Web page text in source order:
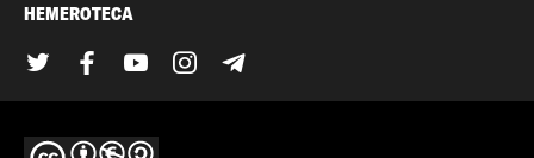
HEMEROTECA
TwitterFacebook
YouTubeInstagram